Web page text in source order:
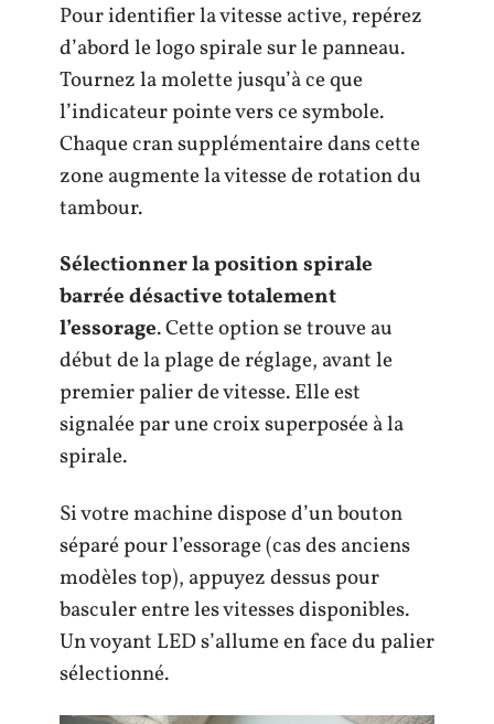
Pour identifier la vitesse active, repérez
d’abord le logo spirale sur le panneau.
Tournez la molette jusqu’à ce que
l’indicateur pointe vers ce symbole.
Chaque cran supplémentaire dans cette
zone augmente la vitesse de rotation du
tambour.
Sélectionner la position spirale
barrée désactive totalement
l’essorage. Cette option se trouve au
début de la plage de réglage, avant le
premier palier de vitesse. Elle est
signalée par une croix superposée à la
spirale.
Si votre machine dispose d’un bouton
séparé pour l’essorage (cas des anciens
modèles top), appuyez dessus pour
basculer entre les vitesses disponibles.
Un voyant LED s’allume en face du palier
sélectionné.